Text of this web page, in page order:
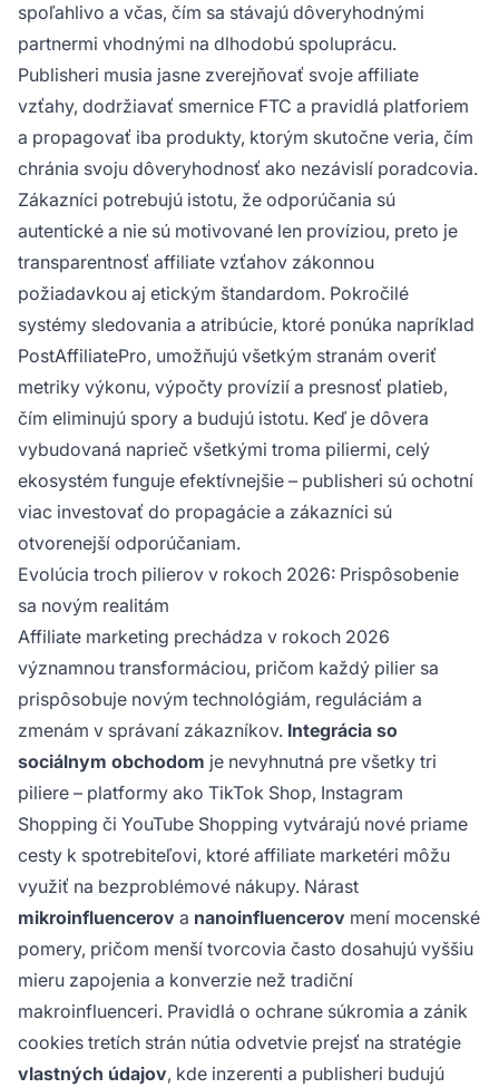
spoľahlivo a včas, čím sa stávajú dôveryhodnými
partnermi vhodnými na dlhodobú spoluprácu.
Publisheri musia jasne zverejňovať svoje affiliate
vzťahy, dodržiavať smernice FTC a pravidlá platforiem
a propagovať iba produkty, ktorým skutočne veria, čím
chránia svoju dôveryhodnosť ako nezávislí poradcovia.
Zákazníci potrebujú istotu, že odporúčania sú
autentické a nie sú motivované len províziou, preto je
transparentnosť affiliate vzťahov zákonnou
požiadavkou aj etickým štandardom. Pokročilé
systémy sledovania a atribúcie, ktoré ponúka napríklad
PostAffiliatePro, umožňujú všetkým stranám overiť
metriky výkonu, výpočty provízií a presnosť platieb,
čím eliminujú spory a budujú istotu. Keď je dôvera
vybudovaná naprieč všetkými troma piliermi, celý
ekosystém funguje efektívnejšie – publisheri sú ochotní
viac investovať do propagácie a zákazníci sú
otvorenejší odporúčaniam.
Evolúcia troch pilierov v rokoch 2026: Prispôsobenie
sa novým realitám
Affiliate marketing prechádza v rokoch 2026
významnou transformáciou, pričom každý pilier sa
prispôsobuje novým technológiám, reguláciám a
zmenám v správaní zákazníkov. Integrácia so
sociálnym obchodom je nevyhnutná pre všetky tri
piliere – platformy ako TikTok Shop, Instagram
Shopping či YouTube Shopping vytvárajú nové priame
cesty k spotrebiteľovi, ktoré affiliate marketéri môžu
využiť na bezproblémové nákupy. Nárast
mikroinfluencerov a nanoinfluencerov mení mocenské
pomery, pričom menší tvorcovia často dosahujú vyššiu
mieru zapojenia a konverzie než tradiční
makroinfluenceri. Pravidlá o ochrane súkromia a zánik
cookies tretích strán nútia odvetvie prejsť na stratégie
vlastných údajov, kde inzerenti a publisheri budujú